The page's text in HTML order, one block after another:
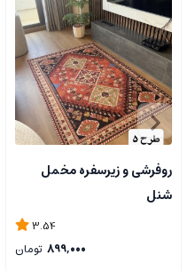
روفرشی و زیرسفره مخمل
شنل
3.54
899,000 تومان